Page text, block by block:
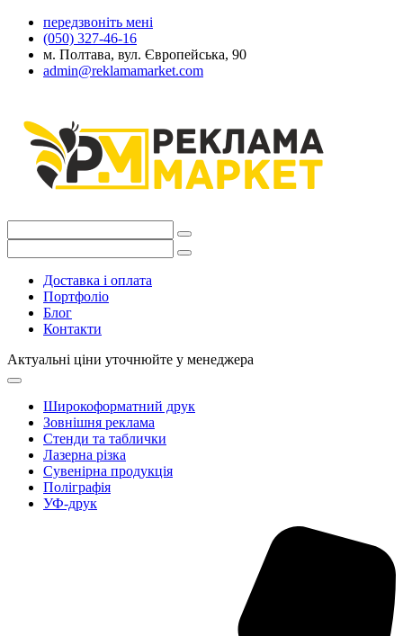
передзвоніть мені
(050) 327-46-16
м. Полтава, вул. Європейська, 90
admin@reklamamarket.com
Доставка і оплата
Портфоліо
Блог
Контакти
Актуальні ціни уточнюйте у менеджера
Широкоформатний друк
Зовнішня реклама
Стенди та таблички
Лазерна різка
Сувенірна продукція
Поліграфія
УФ-друк